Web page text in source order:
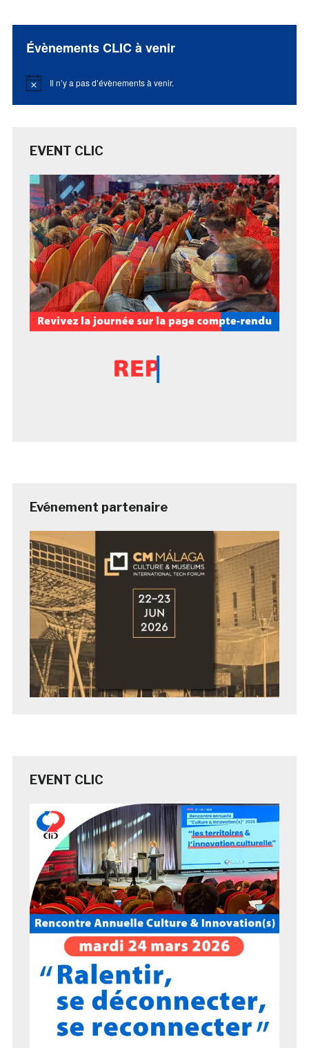
Évènements CLIC à venir
Notice Il n’y a pas d’évènements à venir.
EVENT CLIC
Evénement partenaire
EVENT CLIC